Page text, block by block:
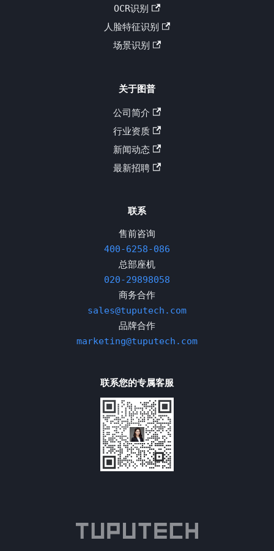
OCR识别
人脸特征识别
场景识别
关于图普
公司简介
行业资质
新闻动态
最新招聘
联系
售前咨询
400-6258-086
总部座机
020-29898058
商务合作
sales@tuputech.com
品牌合作
marketing@tuputech.com
联系您的专属客服